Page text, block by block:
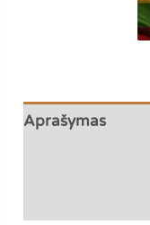
Aprašymas